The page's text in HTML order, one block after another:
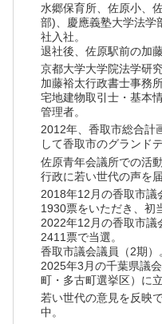
水郷保育所、佐原小、
部)、慶應義塾大学法学
社入社。
退社後、佐原駅前の加藤
京都大学大学院法学研
加藤裕太行政書士事務所
宅地建物取引士・基本
管理者。
2012年、香取市総合計
して香取市のグランド
佐原青年会議所での活
行政に若い世代の声を
2018年12月の香取市議
1930票をいただき、初
2022年12月の香取市議
2411票で当選。
香取市議会議員（2期）
2025年3月の千葉県議
町・多古町選挙区）に
若い世代の意見を反映
中。